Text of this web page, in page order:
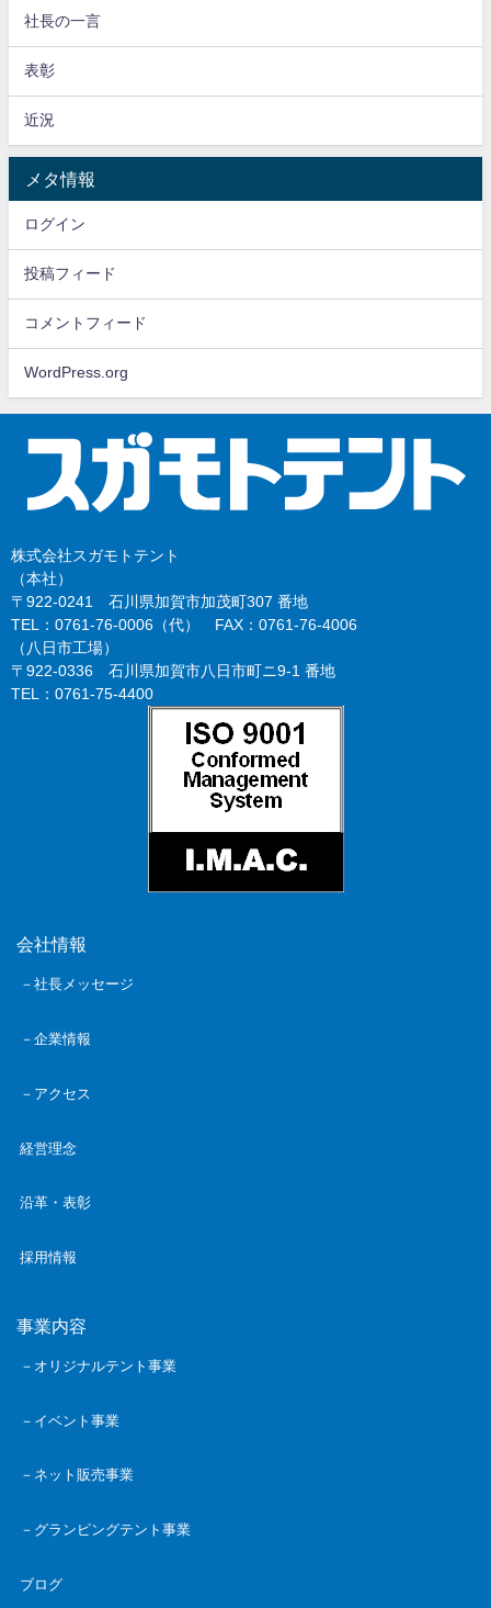
社長の一言
表彰
近況
メタ情報
ログイン
投稿フィード
コメントフィード
WordPress.org
株式会社スガモトテント
（本社）
〒922-0241 石川県加賀市加茂町307 番地
TEL：0761-76-0006（代） FAX：0761-76-4006
（八日市工場）
〒922-0336 石川県加賀市八日市町ニ9-1 番地
TEL：0761-75-4400
会社情報
－社長メッセージ
－企業情報
－アクセス
経営理念
沿革・表彰
採用情報
事業内容
－オリジナルテント事業
－イベント事業
－ネット販売事業
－グランピングテント事業
ブログ